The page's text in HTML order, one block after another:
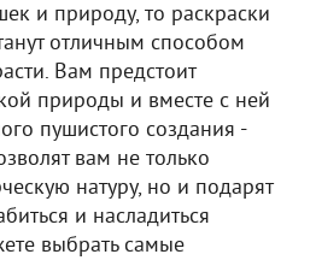
и природу, то раскраски
отличным способом
Вам предстоит
природы и вместе с ней
пушистого создания -
вам не только
натуру, но и подарят
и насладиться
выбрать самые